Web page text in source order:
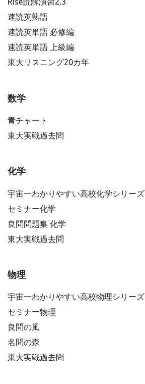
速読英熟語
速読英単語 必修編
速読英単語 上級編
東大リスニング20カ年
数学
青チャート
東大実戦過去問
化学
宇宙一わかりやすい高校化学シリーズ
セミナー化学
良問問題集 化学
東大実戦過去問
物理
宇宙一わかりやすい高校物理シリーズ
セミナー物理
良問の風
名問の森
東大実戦過去問